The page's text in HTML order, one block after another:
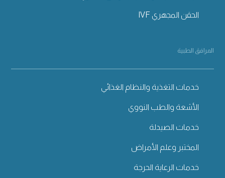
الحقن المجهري IVF
المرافق الطبية
خدمات التغذية والنظام الغذائي
الأشعة والطب النووي
خدمات الصيدلة
المختبر وعلم الأمراض
خدمات الرعاية الحرجة